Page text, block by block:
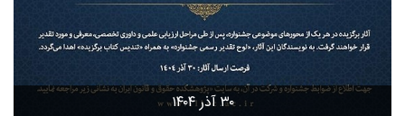
۳۰ آذر ۱۴۰۴